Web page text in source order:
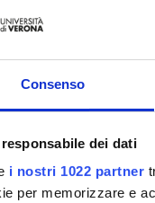
Consenso
responsabile dei dati
i nostri 1022 partner
per memorizzare e